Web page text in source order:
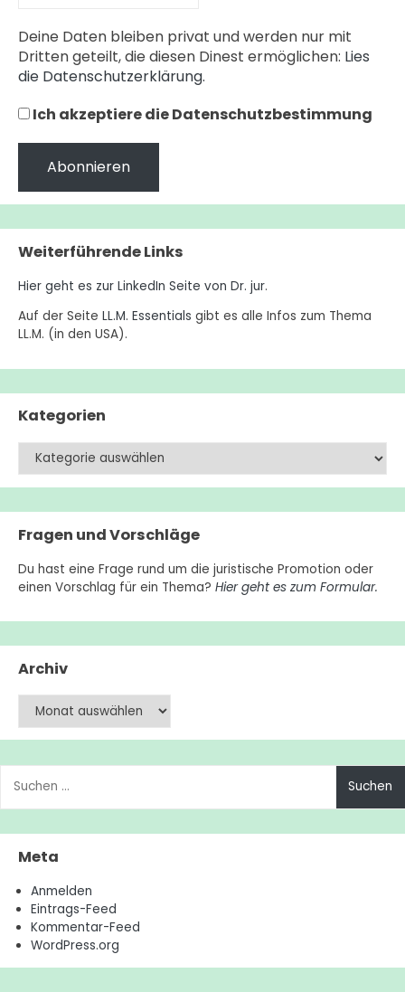
Deine Daten bleiben privat und werden nur mit
Dritten geteilt, die diesen Dinest ermöglichen: Lies
die Datenschutzerklärung.
Ich akzeptiere die Datenschutzbestimmung
Weiterführende Links
Hier geht es zur LinkedIn Seite von Dr. jur.
Auf der SeiteLL.M. Essentials gibt es alle Infos zum Thema
LL.M. (in den USA).
Kategorien
Kategorien
Fragen und Vorschläge
Du hast eine Frage rund um die juristische Promotion oder
einen Vorschlag für ein Thema?Hier geht es zum Formular.
Archiv
Archiv
nach:
Meta
Anmelden
Eintrags-Feed
Kommentar-Feed
WordPress.org